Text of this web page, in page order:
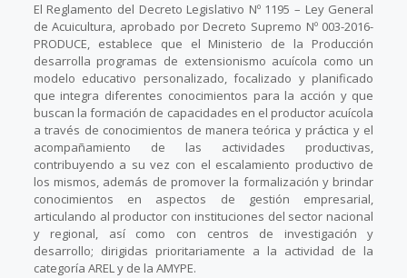
El Reglamento del Decreto Legislativo Nº 1195 – Ley General
de Acuicultura, aprobado por Decreto Supremo Nº 003-2016-
PRODUCE, establece que el Ministerio de la Producción
desarrolla programas de extensionismo acuícola como un
modelo educativo personalizado, focalizado y planificado
que integra diferentes conocimientos para la acción y que
buscan la formación de capacidades en el productor acuícola
a través de conocimientos de manera teórica y práctica y el
acompañamiento de las actividades productivas,
contribuyendo a su vez con el escalamiento productivo de
los mismos, además de promover la formalización y brindar
conocimientos en aspectos de gestión empresarial,
articulando al productor con instituciones del sector nacional
y regional, así como con centros de investigación y
desarrollo; dirigidas prioritariamente a la actividad de la
categoría AREL y de la AMYPE.